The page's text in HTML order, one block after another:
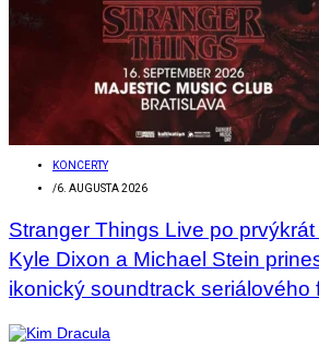
KONCERTY
/6. AUGUSTA 2026
Stranger Things Live po
Kyle Dixon a Michael Stein
ikonický soundtrack seriálového